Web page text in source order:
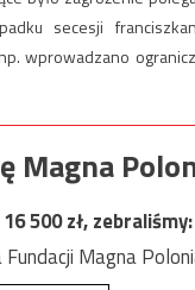
secesji
wprowadzano
Magna
16 500zł, zebraliśmy:
Magna